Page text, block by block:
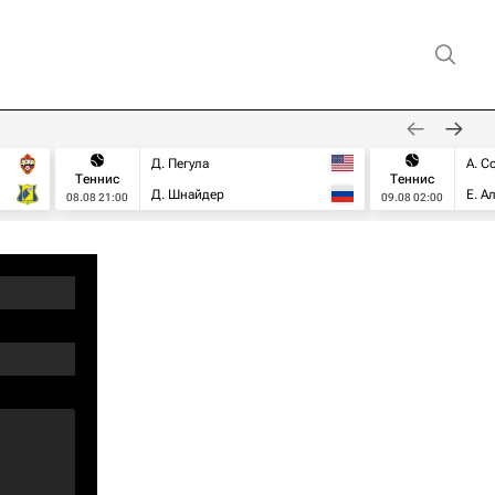
Теннис
08.08 21:00
Д. Пегула
Д. Шнайдер
Теннис
09.08 02:00
А.
Е.